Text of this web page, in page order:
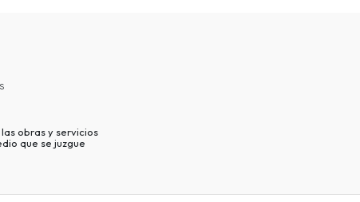
obras y servicios
que se juzgue